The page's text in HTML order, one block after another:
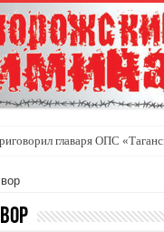
главаря ОПС
вор
вор